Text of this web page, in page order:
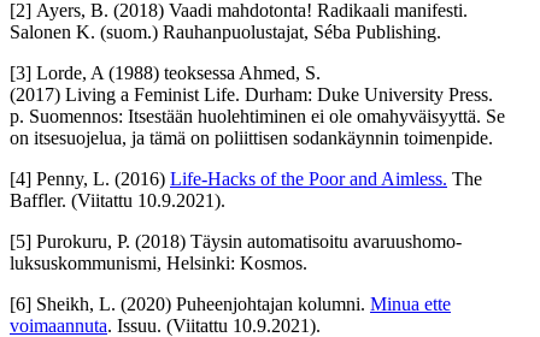
[2] Ayers, B. (2018) Vaadi mahdotonta! Radikaali manifesti.
Salonen K. (suom.) Rauhanpuolustajat, Séba Publishing.
[3] Lorde, A (1988) teoksessa Ahmed, S.
(2017) Living a Feminist Life. Durham: Duke University Press.
p. Suomennos: Itsestään huolehtiminen ei ole omahyväisyyttä. Se
on itsesuojelua, ja tämä on poliittisen sodankäynnin toimenpide.
[4] Penny, L. (2016) Life-Hacks of the Poor and Aimless. The
Baffler. (Viitattu 10.9.2021).
[5] Purokuru, P. (2018) Täysin automatisoitu avaruushomo­
luksuskommunismi, Helsinki: Kosmos.
[6] Sheikh, L. (2020) Puheenjohtajan kolumni. Minua ette
voimaannuta. Issuu. (Viitattu 10.9.2021).